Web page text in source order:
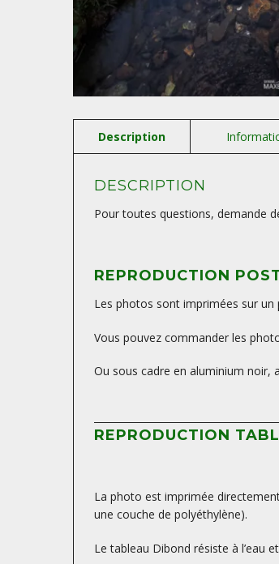
DESCRIPTION
Pour toutes questions, demande
REPRODUCTION
Les photos sont imprimées sur
Vous pouvez commander les
Ou sous cadre en aluminium noir,
REPRODUCTION
La photo est imprimée
une couche de polyéthylène).
Le tableau Dibond résiste à l’eau